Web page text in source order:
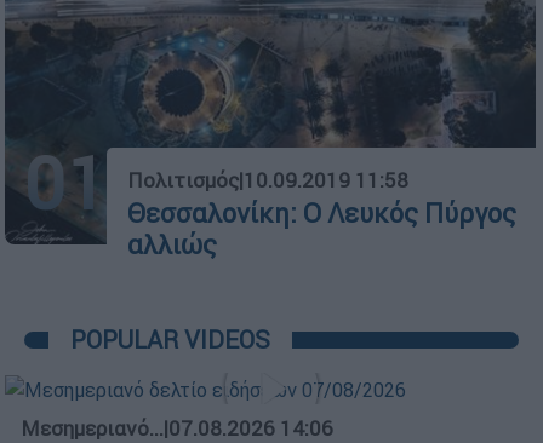
01 Πολιτισμός|10.09.2019 11:58
Θεσσαλονίκη: Ο Λευκός Πύργος
αλλιώς
POPULAR VIDEOS
Μεσημεριανό...|07.08.2026 14:06